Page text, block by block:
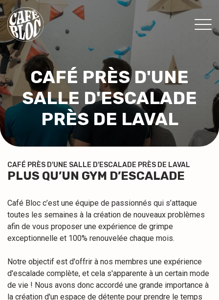
TARIFS
INFOS
ÉVÉNEMENTS & PROMOS
THÉRAPEUTES
CONTACT
CONSENTEMENT
EN
CAFÉ PRÈS D'UNE
SALLE D'ESCALADE
PRÈS DE LAVAL
CAFÉ PRÈS D'UNE SALLE D'ESCALADE PRÈS DE LAVAL
PLUS QU’UN GYM D’ESCALADE
Café Bloc c’est une équipe de passionnés qui s’attaque
toutes les semaines à la création de nouveaux problèmes
afin de vous proposer une expérience de grimpe
exceptionnelle et 100% renouvelée chaque mois.
Notre objectif est d'offrir à nos membres une expérience
d'escalade complète, et cela s'apparente à un certain mode
de vie ! Nous avons donc accordé une grande importance à
la création d'un espace de détente pour prendre le temps